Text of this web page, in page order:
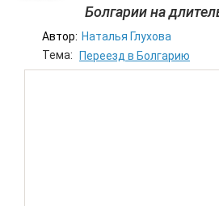
Болгарии на
Автор: Наталья Глухова
Тема:
Переезд в Болгарию